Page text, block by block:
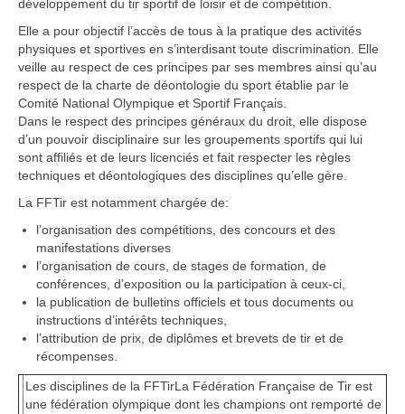
développement du tir sportif de loisir et de compétition.
Elle a pour objectif l’accès de tous à la pratique des activités
physiques et sportives en s’interdisant toute discrimination. Elle
veille au respect de ces principes par ses membres ainsi qu’au
respect de la charte de déontologie du sport établie par le
Comité National Olympique et Sportif Français.
Dans le respect des principes généraux du droit, elle dispose
d’un pouvoir disciplinaire sur les groupements sportifs qui lui
sont affiliés et de leurs licenciés et fait respecter les règles
techniques et déontologiques des disciplines qu’elle gère.
La FFTir est notamment chargée de:
l’organisation des compétitions, des concours et des
manifestations diverses
l’organisation de cours, de stages de formation, de
conférences, d’exposition ou la participation à ceux-ci,
la publication de bulletins officiels et tous documents ou
instructions d’intérêts techniques,
l’attribution de prix, de diplômes et brevets de tir et de
récompenses.
Les disciplines de la FFTirLa Fédération Française de Tir est
une fédération olympique dont les champions ont remporté de